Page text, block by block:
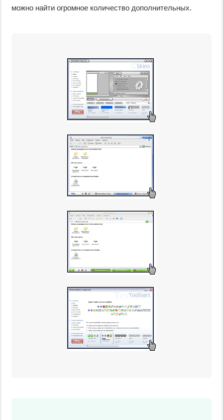
можно найти огромное количество дополнительных.